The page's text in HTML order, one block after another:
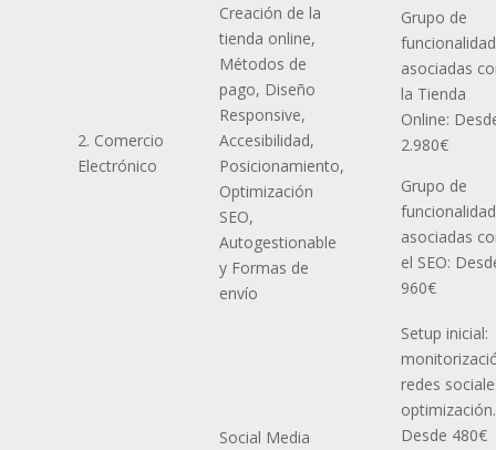
2. Comercio
Electrónico
Creación de la
tienda online,
Métodos de
pago, Diseño
Responsive,
Accesibilidad,
Posicionamiento,
Optimización
SEO,
Autogestionable
y Formas de
envío
Grupo de
asociadas
la Tienda
Online:
2.980€
Grupo de
asociadas
el SEO:
960€
Social Media
Setup inicial:
redes
optimización.
Desde 480€